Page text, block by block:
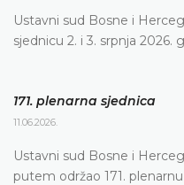
Ustavni sud Bosne i
sjednicu 2. i 3. srpnja 2026.
171. plenarna sjednica
11.06.2026.
Ustavni sud Bosne i
putem održao 171.